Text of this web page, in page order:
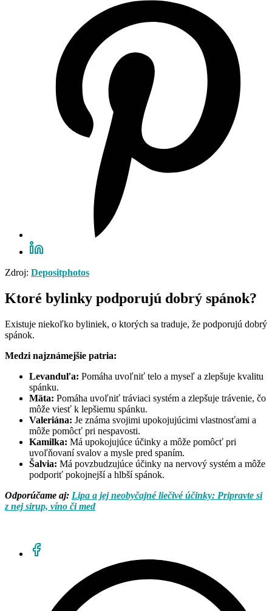
Zdroj: Depositphotos
Ktoré bylinky podporujú dobrý spánok?
Existuje niekoľko byliniek, o ktorých sa traduje, že podporujú dobrý
spánok.
Medzi najznámejšie patria:
Levanduľa: Pomáha uvoľniť telo a myseľ a zlepšuje kvalitu
spánku.
Mäta: Pomáha uvoľniť tráviaci systém a zlepšuje trávenie, čo
môže viesť k lepšiemu spánku.
Valeriána: Je známa svojimi upokojujúcimi vlastnosťami a
môže pomôcť pri nespavosti.
Kamilka: Má upokojujúce účinky a môže pomôcť pri
uvoľňovaní svalov a mysle pred spaním.
Šalvia: Má povzbudzujúce účinky na nervový systém a môže
podporiť pokojnejší a hlbší spánok.
Odporúčame aj: Lipa a jej neobyčajné liečivé účinky: Pripravte si
z nej sirup, víno či med